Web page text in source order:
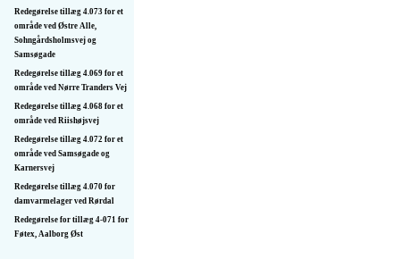
Redegørelse tillæg 4.073 for et
område ved Østre Alle,
Sohngårdsholmsvej og
Samsøgade
Redegørelse tillæg 4.069 for et
område ved Nørre Tranders Vej
Redegørelse tillæg 4.068 for et
område ved Riishøjsvej
Redegørelse tillæg 4.072 for et
område ved Samsøgade og
Karnersvej
Redegørelse tillæg 4.070 for
damvarmelager ved Rørdal
Redegørelse for tillæg 4-071 for
Føtex, Aalborg Øst